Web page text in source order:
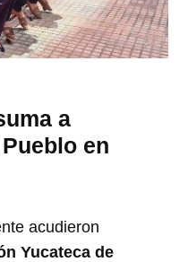
a
en
acudieron
Yucateca de